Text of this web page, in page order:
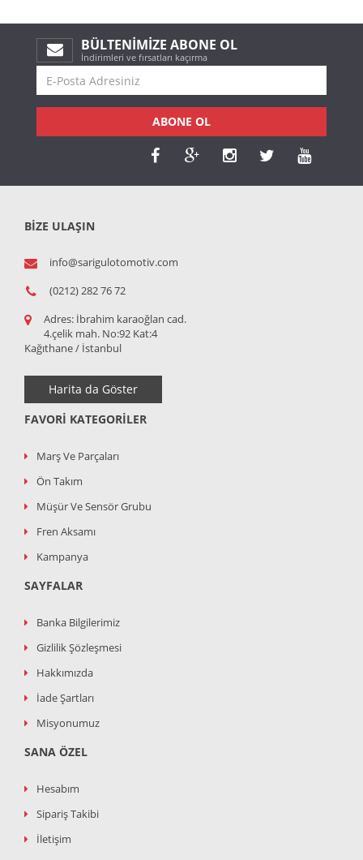
BÜLTENIMIZE ABONE OL
İndirimleri ve fırsatları kaçırma
ABONE OL
BİZE ULAŞIN
info@sarigulotomotiv.com
(0212) 282 76 72
Adres: İbrahim karaoğlan cad.
4.çelik mah. No:92 Kat:4
Kağıthane / İstanbul
Harita da Göster
FAVORI KATEGORILER
Marş Ve Parçaları
Ön Takım
Müşür Ve Sensör Grubu
Fren Aksamı
Kampanya
SAYFALAR
Banka Bilgilerimiz
Gizlilik Şözleşmesi
Hakkımızda
İade Şartları
Misyonumuz
SANA ÖZEL
Hesabım
Sipariş Takibi
İletişim